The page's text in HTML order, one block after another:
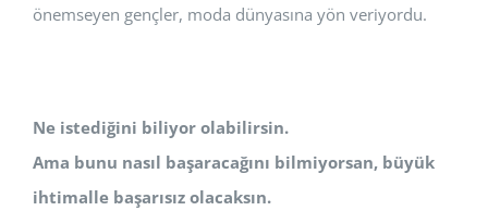
önemseyen gençler, moda dünyasına yön veriyordu.
Ne istediğini biliyor olabilirsin.
Ama bunu nasıl başaracağını bilmiyorsan, büyük
ihtimalle başarısız olacaksın.